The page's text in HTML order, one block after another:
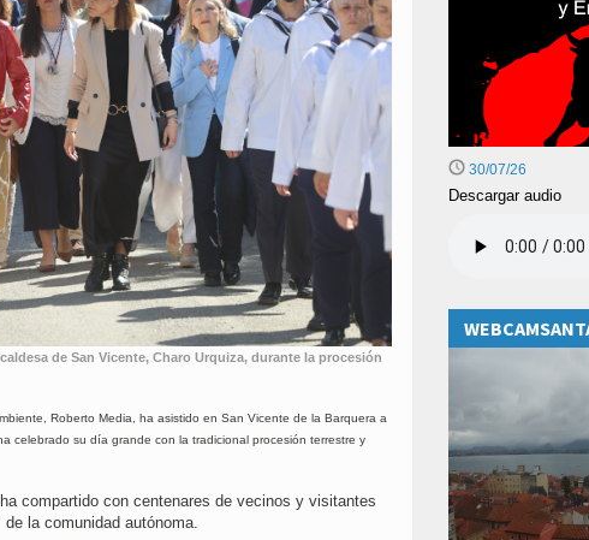
de San Vicente, Charo Urquiza, durante la procesión
Roberto Media, ha asistido en San Vicente de la Barquera a
celebrado su día grande con la tradicional procesión terrestre y
compartido con centenares de vecinos y visitantes
la comunidad autónoma.
30/07/26
Descargar audio